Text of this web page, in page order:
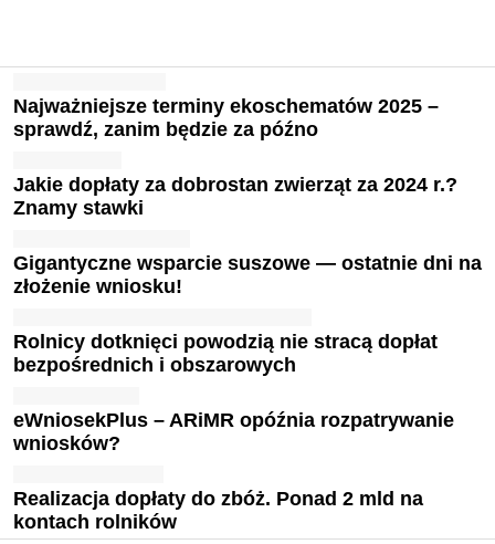
Najważniejsze terminy ekoschematów 2025 –
sprawdź, zanim będzie za późno
Jakie dopłaty za dobrostan zwierząt za 2024 r.?
Znamy stawki
Gigantyczne wsparcie suszowe — ostatnie dni na
złożenie wniosku!
Rolnicy dotknięci powodzią nie stracą dopłat
bezpośrednich i obszarowych
eWniosekPlus – ARiMR opóźnia rozpatrywanie
wniosków?
Realizacja dopłaty do zbóż. Ponad 2 mld na
kontach rolników